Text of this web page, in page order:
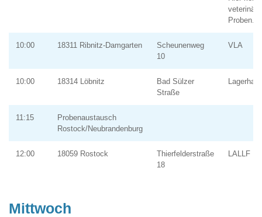
Proben.)
10:00 18311 Ribnitz-Damgarten
Scheunenweg
10
VLA
10:00 18314 Löbnitz
Bad Sülzer
Straße
Lagerhalle
11:15
Probenaustausch
Rostock/Neubrandenburg
12:00 18059 Rostock
Thierfelderstraße
18
LALLF
Mittwoch